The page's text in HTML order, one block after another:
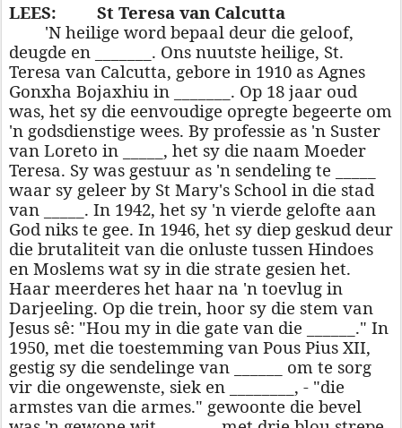
LEES:
St Teresa van Calcutta
'N heilige word bepaal deur die geloof,
deugde en _______. Ons nuutste heilige, St.
Teresa van Calcutta, gebore in 1910 as Agnes
Gonxha Bojaxhiu in _______. Op 18 jaar oud
was, het sy die eenvoudige opregte begeerte om
'n godsdienstige wees. By professie as 'n Suster
van Loreto in _____, het sy die naam Moeder
Teresa. Sy was gestuur as 'n sendeling te _____
waar sy geleer by St Mary's School in die stad
van _____. In 1942, het sy 'n vierde gelofte aan
God niks te gee. In 1946, het sy diep geskud deur
die brutaliteit van die onluste tussen Hindoes
en Moslems wat sy in die strate gesien het.
Haar meerderes het haar na 'n toevlug in
Darjeeling. Op die trein, hoor sy die stem van
Jesus sê: "Hou my in die gate van die ______." In
1950, met die toestemming van Pous Pius XII,
gestig sy die sendelinge van ______ om te sorg
vir die ongewenste, siek en ________, - "die
armstes van die armes." gewoonte die bevel